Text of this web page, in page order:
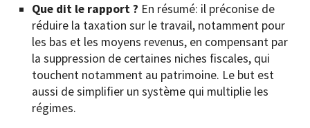
Que dit le rapport ? En résumé: il préconise de
réduire la taxation sur le travail, notamment pour
les bas et les moyens revenus, en compensant par
la suppression de certaines niches fiscales, qui
touchent notamment au patrimoine. Le but est
aussi de simplifier un système qui multiplie les
régimes.